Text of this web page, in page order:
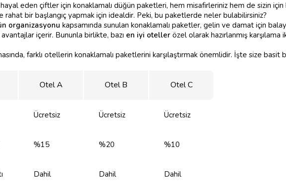
hayal eden çiftler için konaklamalı düğün paketleri, hem misafirleriniz hem de sizin
bir başlangıç yapmak için idealdir. Peki, bu paketlerde neler bulabilirsiniz?
organizasyonu kapsamında sunulan konaklamalı paketler, gelin ve damat için
içerir. Bununla birlikte, bazı en iyi oteller özel olarak hazırlanmış
farklı otellerin konaklamalı paketlerini karşılaştırmak önemlidir. İşte size basit
Otel A Otel B Otel C
Ücretsiz Ücretsiz Ücretsiz
%15 %20 %10
Dahil Dahil Dahil